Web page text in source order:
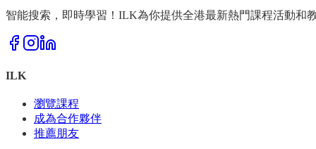
智能搜索，即時學習！ILK為你提供全港最新熱門課程活動和
ILK
瀏覽課程
成為合作夥伴
推薦朋友